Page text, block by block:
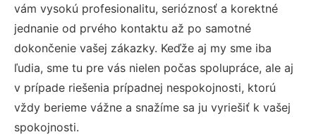
vám vysokú profesionalitu, serióznosť a korektné
jednanie od prvého kontaktu až po samotné
dokončenie vašej zákazky. Keďže aj my sme iba
ľudia, sme tu pre vás nielen počas spolupráce, ale aj
v prípade riešenia prípadnej nespokojnosti, ktorú
vždy berieme vážne a snažíme sa ju vyriešiť k vašej
spokojnosti.